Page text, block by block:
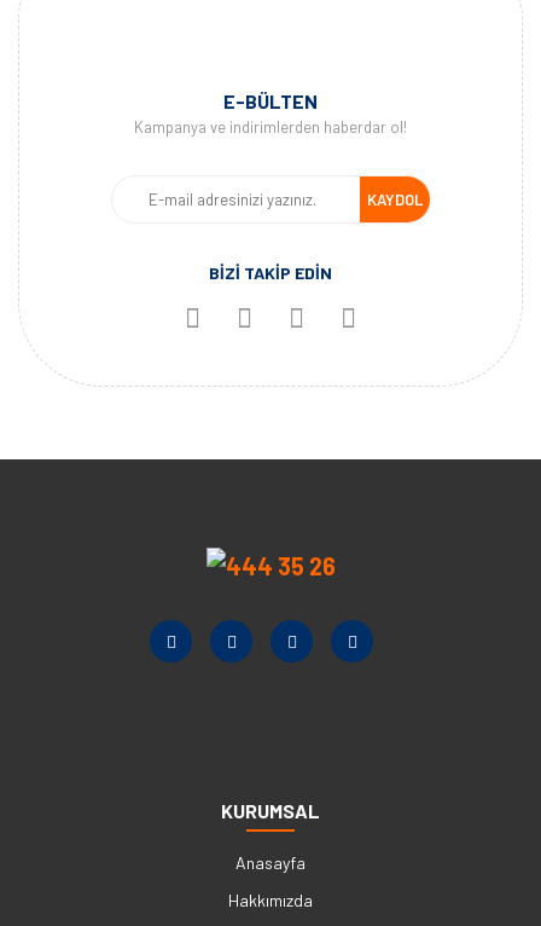
E-BÜLTEN
Kampanya ve indirimlerden haberdar ol!
KAYDOL
BİZİ TAKİP EDİN
KURUMSAL
Anasayfa
Hakkımızda